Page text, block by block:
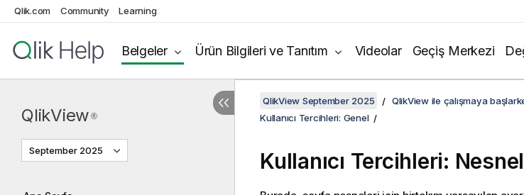
Qlik.com Community Learning
Belgeler Ürün Bilgileri ve Tanıtım Videolar Geçiş Merkezi
QlikView ®
September 2025
QlikView September 2025 QlikView ile çalışmaya
Kullanıcı Tercihleri: Genel
Kullanıcı Tercihleri: